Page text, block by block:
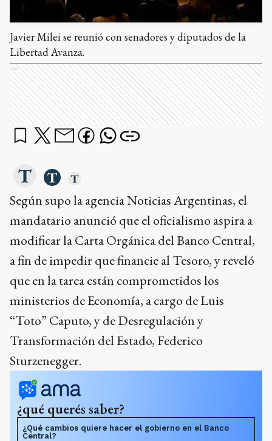
Javier Milei se reunió con senadores y diputados de la
Libertad Avanza.
Ads
Según supo la agencia Noticias Argentinas, el
mandatario anunció que el oficialismo aspira a
modificar la Carta Orgánica del Banco Central,
a fin de impedir que financie al Tesoro, y reveló
que en la tarea están comprometidos los
ministerios de Economía, a cargo de Luis
“Toto” Caputo, y de Desregulación y
Transformación del Estado, Federico
Sturzenegger.
¿qué querés saber?
¿Qué cambios quiere hacer el gobierno en el Banco
Central?